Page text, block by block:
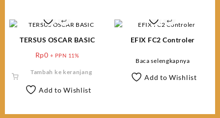
TERSUS OSCAR BASIC
Rp0 + PPN 11%
Tambah ke keranjang
Add to Wishlist
EFIX FC2 Controler
Baca selengkapnya
Add to Wishlist